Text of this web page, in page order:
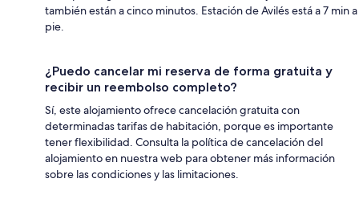
también están a cinco minutos. Estación de Avilés está a 7 min a
pie.
¿Puedo cancelar mi reserva de forma gratuita y
recibir un reembolso completo?
Sí, este alojamiento ofrece cancelación gratuita con
determinadas tarifas de habitación, porque es importante
tener flexibilidad. Consulta la política de cancelación del
alojamiento en nuestra web para obtener más información
sobre las condiciones y las limitaciones.